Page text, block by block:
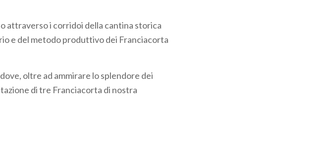
attraverso i corridoi della cantina storica
e del metodo produttivo dei Franciacorta
oltre ad ammirare lo splendore dei
di tre Franciacorta di nostra